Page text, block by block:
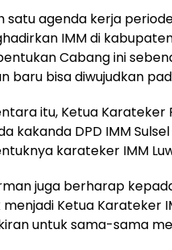
satu agenda kerja
IMM di
Cabang ini
baru bisa diwujudkan
itu, Ketua Karateker
kakanda DPD IMM
karateker IMM
juga berharap
Ketua Karateker
untuk sama-sama